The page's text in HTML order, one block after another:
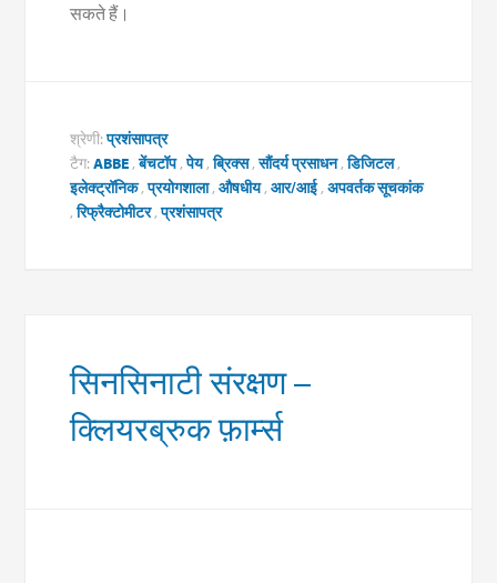
सकते हैं।
श्रेणी:प्रशंसापत्र
टैग:ABBE ,बेंचटॉप,पेय,ब्रिक्स,सौंदर्य प्रसाधन,डिजिटल,
इलेक्ट्रॉनिक,प्रयोगशाला,औषधीय,आर/आई,अपवर्तक सूचकांक
,रिफ्रैक्टोमीटर,प्रशंसापत्र
सिनसिनाटी संरक्षण –
क्लियरब्रुक फ़ार्म्स